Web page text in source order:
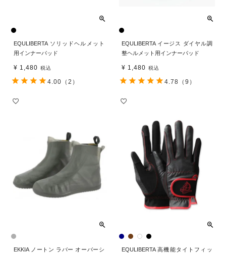
EQULIBERTA ソリッドヘルメット
用インナーパッド
¥ 1,480 税込
4.00 （2）
EQULIBERTA イージス ダイヤル調
整ヘルメット用インナーパッド
¥ 1,480 税込
4.78 （9）
EKKIA ノートン ラバー オーバーシ
EQULIBERTA 高機能タイトフィッ